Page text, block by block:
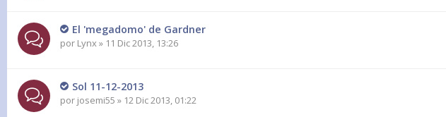
El 'megadomo' de Gardner
por Lynx» 11 Dic 2013, 13:26
Sol 11-12-2013
por josemi55 » 12 Dic 2013, 01:22